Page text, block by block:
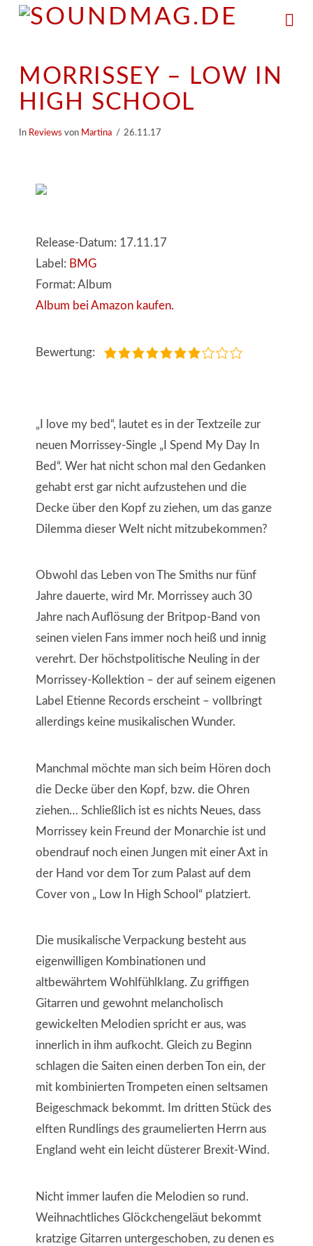
MORRISSEY – LOW IN
HIGH SCHOOL
In Reviews von Martina 26.11.17
Release-Datum: 17.11.17
Label: BMG
Format: Album
Album bei Amazon kaufen.
Bewertung:
„I love my bed“, lautet es in der Textzeile zur
neuen Morrissey-Single „I Spend My Day In
Bed“. Wer hat nicht schon mal den Gedanken
gehabt erst gar nicht aufzustehen und die
Decke über den Kopf zu ziehen, um das ganze
Dilemma dieser Welt nicht mitzubekommen?
Obwohl das Leben von The Smiths nur fünf
Jahre dauerte, wird Mr. Morrissey auch 30
Jahre nach Auflösung der Britpop-Band von
seinen vielen Fans immer noch heiß und innig
verehrt. Der höchstpolitische Neuling in der
Morrissey-Kollektion – der auf seinem eigenen
Label Etienne Records erscheint – vollbringt
allerdings keine musikalischen Wunder.
Manchmal möchte man sich beim Hören doch
die Decke über den Kopf, bzw. die Ohren
ziehen… Schließlich ist es nichts Neues, dass
Morrissey kein Freund der Monarchie ist und
obendrauf noch einen Jungen mit einer Axt in
der Hand vor dem Tor zum Palast auf dem
Cover von „ Low In High School“ platziert.
Die musikalische Verpackung besteht aus
eigenwilligen Kombinationen und
altbewährtem Wohlfühlklang. Zu griffigen
Gitarren und gewohnt melancholisch
gewickelten Melodien spricht er aus, was
innerlich in ihm aufkocht. Gleich zu Beginn
schlagen die Saiten einen derben Ton ein, der
mit kombinierten Trompeten einen seltsamen
Beigeschmack bekommt. Im dritten Stück des
elften Rundlings des graumelierten Herrn aus
England weht ein leicht düsterer Brexit-Wind.
Nicht immer laufen die Melodien so rund.
Weihnachtliches Glöckchengeläut bekommt
kratzige Gitarren untergeschoben, zu denen es